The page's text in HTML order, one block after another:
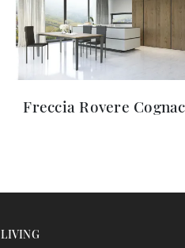
Freccia Rovere Cognac
LIVING